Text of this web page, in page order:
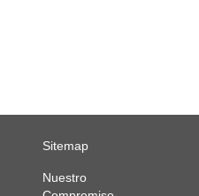
Sitemap
Nuestro